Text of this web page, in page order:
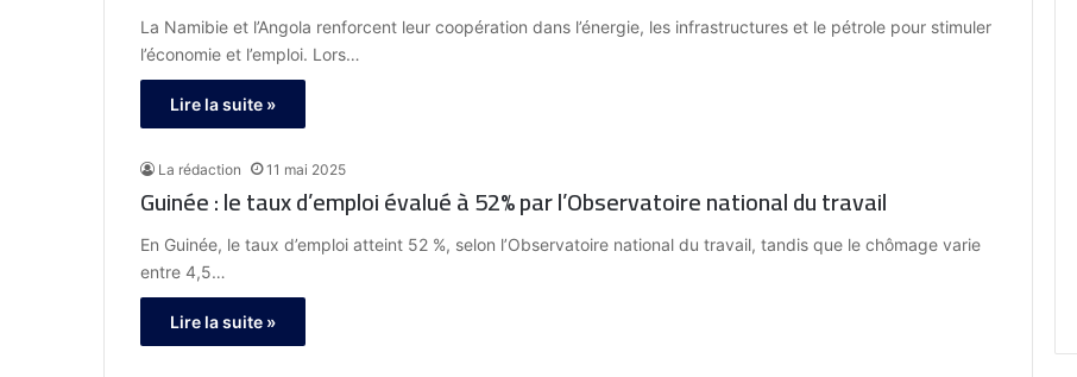
La Namibie et l’Angola renforcent leur coopération dans l’énergie, les infrastructures et le pétrole pour stimuler
l’économie et l’emploi. Lors…
Lire la suite »
La rédaction 11 mai 2025
Guinée : le taux d’emploi évalué à 52% par l’Observatoire national du travail
En Guinée, le taux d’emploi atteint 52 %, selon l’Observatoire national du travail, tandis que le chômage varie
entre 4,5…
Lire la suite »